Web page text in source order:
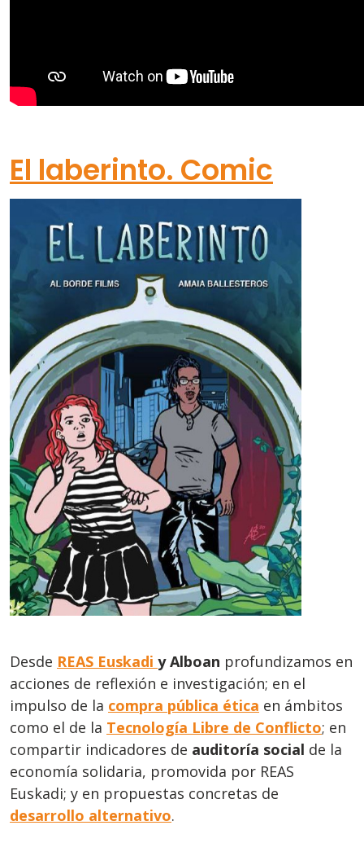
El laberinto. Comic
Desde REAS Euskadi y Alboan profundizamos en
acciones de reflexión e investigación; en el
impulso de la compra pública ética en ámbitos
como el de la Tecnología Libre de Conflicto; en
compartir indicadores de auditoría social de la
economía solidaria, promovida por REAS
Euskadi; y en propuestas concretas de
desarrollo alternativo.